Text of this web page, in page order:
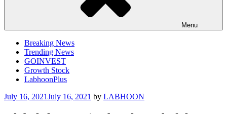
Menu
Breaking News
Trending News
GOINVEST
Growth Stock
LabhoonPlus
Posted
July 16, 2021July 16, 2021 by LABHOON